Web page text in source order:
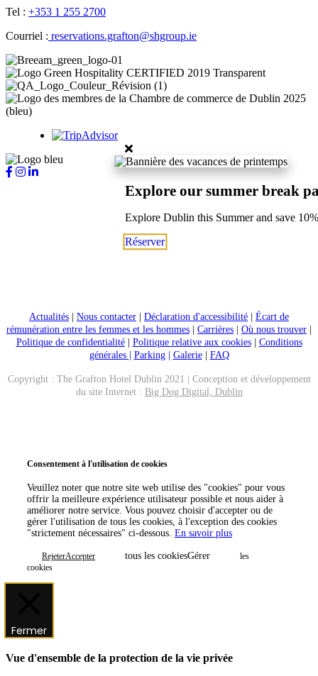
Tel : +353 1 255 2700
Courriel : reservations.grafton@shgroup.ie
Explore our summer break
Explore Dublin this Summer and save
Réserver
Actualités Nous contacter Déclaration d'accessibilité
Écart de
rémunération entre les femmes et les hommes
Carrières Où nous trouver
Politique de confidentialité| Politique relative aux cookies| Conditions
générales |
Parking Galerie| FAQ
Copyright : The Grafton Hotel Dublin 2021 | Conception et développement
du site Internet : Big Dog Digital, Dublin
Consentement à l'utilisation de cookies
Veuillez noter que notre site web utilise des "cookies" pour vous
offrir la meilleure expérience utilisateur possible et nous aider à
améliorer notre service. Vous pouvez choisir d'accepter ou de
gérer l'utilisation de tous les cookies, à l'exception des cookies
"strictement nécessaires" ci-dessous. En savoir plus
RejeterAccepter tous les cookiesGérer
les
cookies
Fermer
Vue d'ensemble de la protection de la vie privée